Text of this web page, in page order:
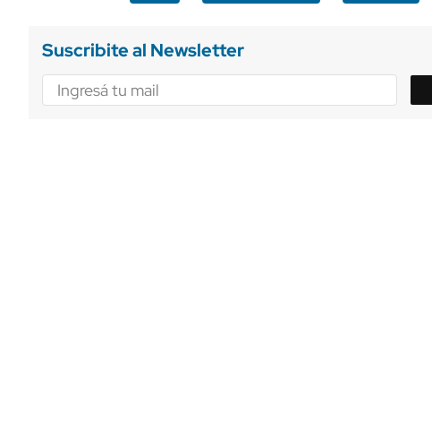
Suscribite al Newsletter